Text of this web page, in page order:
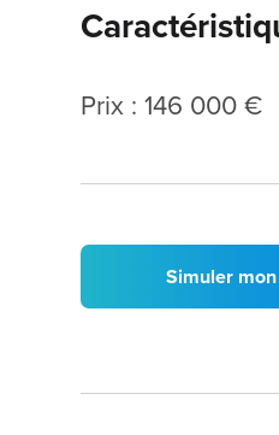
Prix : 146 000 €
Simuler